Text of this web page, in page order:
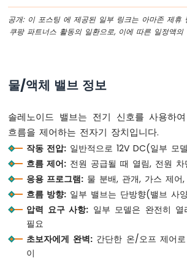
LED
ESP32
미
니
LED
-
박
이
기
ESP32
C3
Super
-
공개: 이 포스팅 에 제공된 일부 링크는 아마존 제휴
쿠팡 파트너스 활동의 일환으로, 이에 따른 일정액의
물/액체 밸브 정보
솔레노이드 밸브는 전기 신호를 사용하
흐름을 제어하는 전자기 장치입니다.
작동 전압: 일반적으로 12V DC(일부 모
흐름 제어: 전원 공급될 때 열림, 전원
응용 프로그램: 물 분배, 관개, 가스 제어
흐름 방향: 일부 밸브는 단방향(밸브 사
압력 요구 사항: 일부 모델은 완전히
필요
초보자에게 완벽:간단한 온/오프 제어
이